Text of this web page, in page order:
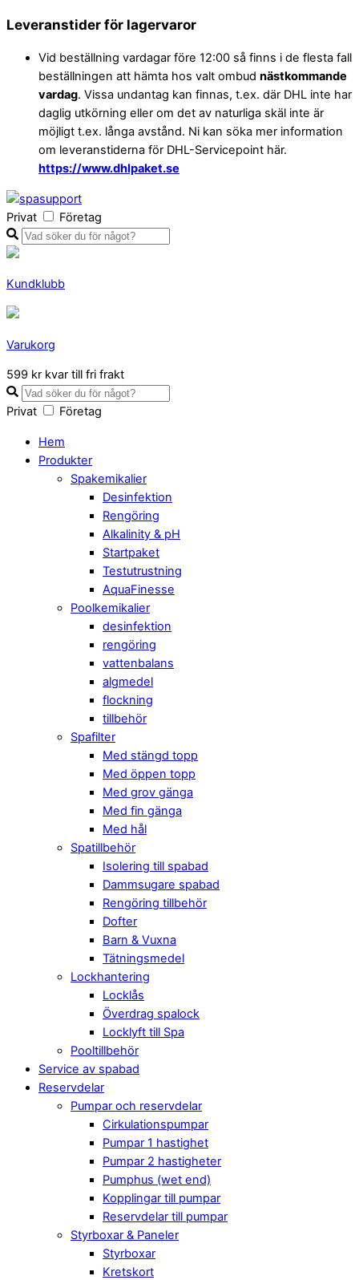
Skip
content
Leveranstider för lagervaror
Vid beställning vardagar före 12:00 så finns i de flesta fall
beställningen att hämta hos valt ombud nästkommande
vardag. Vissa undantag kan finnas, t.ex. där DHL inte har
daglig utkörning eller om det av naturliga skäl inte är
möjligt t.ex. långa avstånd. Ni kan söka mer information
om leveranstiderna för DHL-Servicepoint här.
https://www.dhlpaket.se
Privat Företag
Kundklubb
Varukorg
Close
Cart
599 kr kvar till fri frakt
Privat Företag
Hem
Produkter
Spakemikalier
Desinfektion
Rengöring
Alkalinity & pH
Startpaket
Testutrustning
AquaFinesse
Poolkemikalier
desinfektion
rengöring
vattenbalans
algmedel
flockning
tillbehör
Spafilter
Med stängd topp
Med öppen topp
Med grov gänga
Med fin gänga
Med hål
Spatillbehör
Isolering till spabad
Dammsugare spabad
Rengöring tillbehör
Dofter
Barn & Vuxna
Tätningsmedel
Lockhantering
Locklås
Överdrag spalock
Locklyft till Spa
Pooltillbehör
Service av spabad
Reservdelar
Pumpar och reservdelar
Cirkulationspumpar
Pumpar 1 hastighet
Pumpar 2 hastigheter
Pumphus (wet end)
Kopplingar till pumpar
Reservdelar till pumpar
Styrboxar & Paneler
Styrboxar
Kretskort